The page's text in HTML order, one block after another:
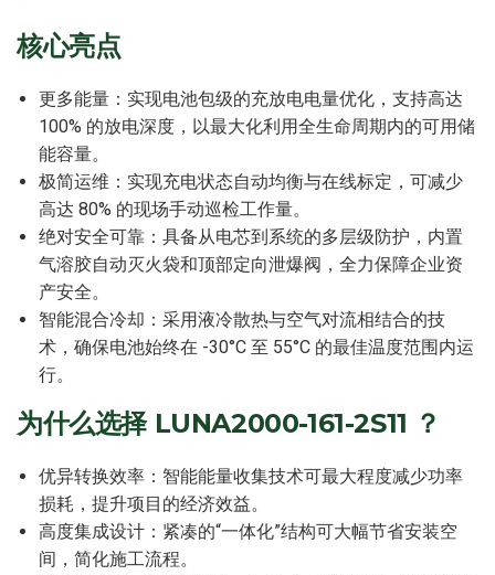
核心亮点
更多能量：实现电池包级的充放电电量优化，支持高达
100% 的放电深度，以最大化利用全生命周期内的可用储
能容量。
极简运维：实现充电状态自动均衡与在线标定，可减少
高达 80% 的现场手动巡检工作量。
绝对安全可靠：具备从电芯到系统的多层级防护，内置
气溶胶自动灭火袋和顶部定向泄爆阀，全力保障企业资
产安全。
智能混合冷却：采用液冷散热与空气对流相结合的技
术，确保电池始终在 -30°C 至 55°C 的最佳温度范围内运
行。
为什么选择 LUNA2000-161-2S11 ？
优异转换效率：智能能量收集技术可最大程度减少功率
损耗，提升项目的经济效益。
高度集成设计：紧凑的“一体化”结构可大幅节省安装空
间，简化施工流程。